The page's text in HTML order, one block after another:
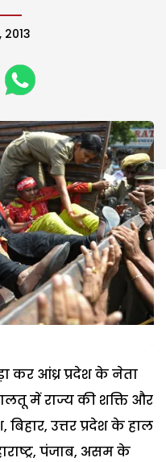
कर आंध्र प्रदेश के नेता
में राज्य की शक्ति और
उत्तर प्रदेश के हाल
पंजाब, असम के